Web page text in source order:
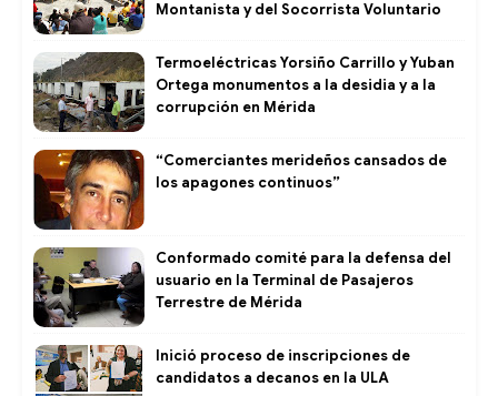
Montanista y del Socorrista Voluntario
Termoeléctricas Yorsiño Carrillo y Yuban
Ortega monumentos a la desidia y a la
corrupción en Mérida
“Comerciantes merideños cansados de
los apagones continuos”
Conformado comité para la defensa del
usuario en la Terminal de Pasajeros
Terrestre de Mérida
Inició proceso de inscripciones de
candidatos a decanos en la ULA